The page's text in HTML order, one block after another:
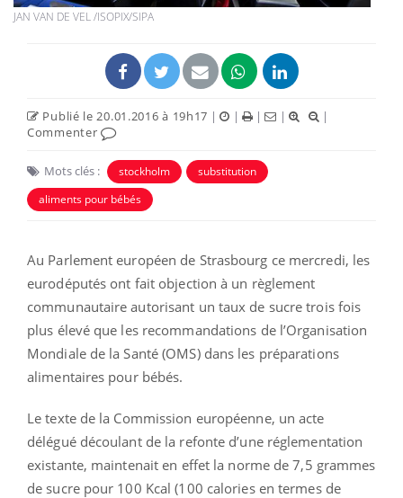
JAN VAN DE VEL /ISOPIX/SIPA
Publié le 20.01.2016 à 19h17 | | | |
|
Commenter
Mots clés : stockholm
substitution
aliments pour bébés
Au Parlement européen de Strasbourg ce mercredi, les
eurodéputés ont fait objection à un règlement
communautaire autorisant un taux de sucre trois fois
plus élevé que les recommandations de l’Organisation
Mondiale de la Santé (OMS) dans les préparations
alimentaires pour bébés.
Le texte de la Commission européenne, un acte
délégué découlant de la refonte d’une réglementation
existante, maintenait en effet la norme de 7,5 grammes
de sucre pour 100 Kcal (100 calories en termes de